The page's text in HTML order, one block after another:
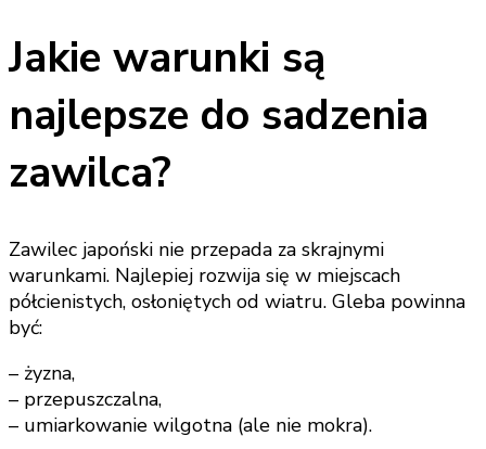
Jakie warunki są
najlepsze do sadzenia
zawilca?
Zawilec japoński nie przepada za skrajnymi
warunkami. Najlepiej rozwija się w miejscach
półcienistych, osłoniętych od wiatru. Gleba powinna
być:
– żyzna,
– przepuszczalna,
– umiarkowanie wilgotna (ale nie mokra).